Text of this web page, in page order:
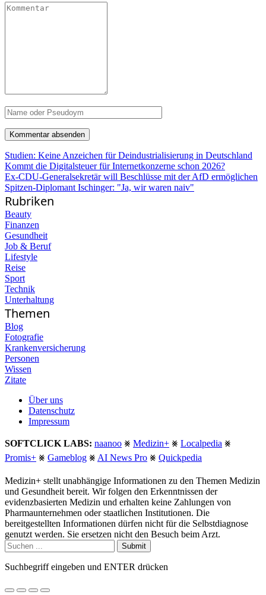
Studien: Keine Anzeichen für Deindustrialisierung in Deutschland
Kommt die Digitalsteuer für Internetkonzerne schon 2026?
Ex-CDU-Generalsekretär will Beschlüsse mit der AfD ermöglichen
Spitzen-Diplomant Ischinger: "Ja, wir waren naiv"
Rubriken
Beauty
Finanzen
Gesundheit
Job & Beruf
Lifestyle
Reise
Sport
Technik
Unterhaltung
Themen
Blog
Fotografie
Krankenversicherung
Personen
Wissen
Zitate
Über uns
Datenschutz
Impressum
SOFTCLICK LABS: naanoo ⨳ Medizin+ ⨳ Localpedia ⨳
Promis+ ⨳ Gameblog ⨳ AI News Pro ⨳ Quickpedia
Medizin+ stellt unabhängige Informationen zu den Themen Medizin
und Gesundheit bereit. Wir folgen den Erkenntnissen der
evidenzbasierten Medizin und erhalten keine Zahlungen von
Pharmaunternehmen oder staatlichen Institutionen. Die
bereitgestellten Informationen dürfen nicht für die Selbstdiagnose
genutzt werden. Sie ersetzen nicht den Besuch beim Arzt.
Submit
Suchbegriff eingeben und ENTER drücken